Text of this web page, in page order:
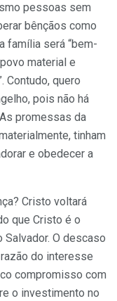
pessoas sem
bênçãos como
família será “bem-
material e
Contudo, quero
pois não há
promessas da
tinham
e obedecer a
Cristo voltará
que Cristo é o
Salvador. O descaso
do interesse
compromisso com
o investimento no